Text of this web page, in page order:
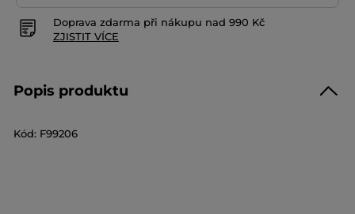
Doprava zdarma při nákupu nad 990 Kč
ZJISTIT VÍCE
Popis produktu
Kód: F99206